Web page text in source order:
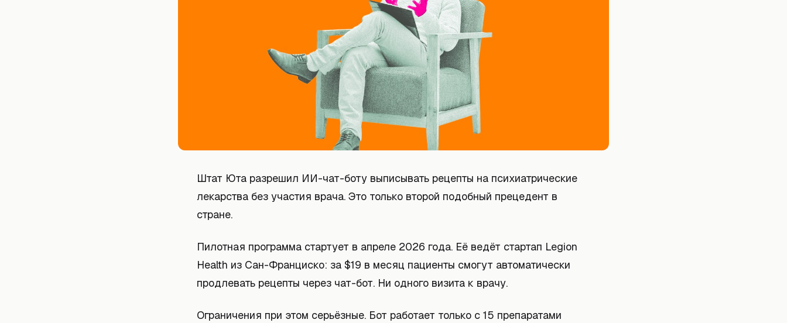
Штат Юта разрешил ИИ-чат-боту выписывать рецепты на психиатрические
лекарства без участия врача. Это только второй подобный прецедент в
стране.
Пилотная программа стартует в апреле 2026 года. Её ведёт стартап Legion
Health из Сан-Франциско: за $19 в месяц пациенты смогут автоматически
продлевать рецепты через чат-бот. Ни одного визита к врачу.
Ограничения при этом серьёзные. Бот работает только с 15 препаратами